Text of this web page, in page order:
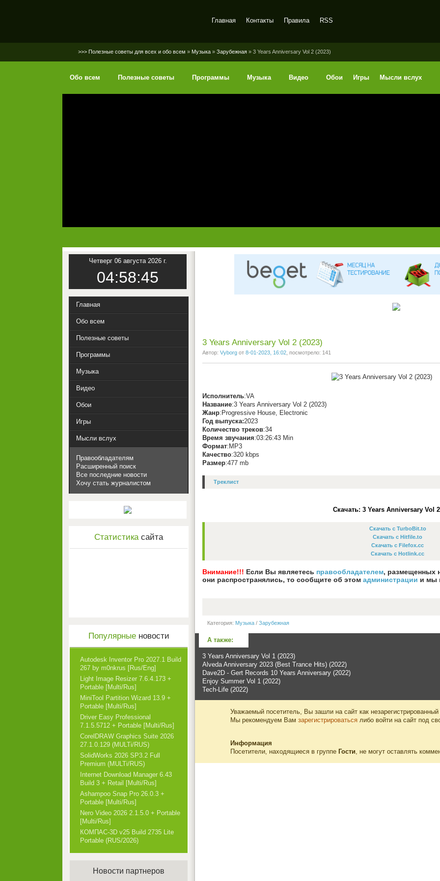
Главная Контакты Правила RSS
>>> Полезные советы для всех и обо всем » Музыка » Зарубежная » 3 Years Anniversary Vol 2 (2023)
Обо всем Полезные советы Программы Музыка Видео Обои Игры Мысли вслух
3 Years Anniversary Vol 2 (2023)
Автор: Vyborg от 8-01-2023, 16:02 , посмотрело: 141
Исполнитель:VA
Название:3 Years Anniversary Vol 2 (2023)
Жанр:Progressive House, Electronic
Год выпуска:2023
Количество треков:34
Время звучания:03:26:43 Min
Формат:MP3
Качество:320 kbps
Размер:477 mb
Треклист
Скачать: 3 Years Anniversary Vol
Скачать с TurboBit.to
Скачать с Hitfile.to
Скачать с Filefox.cc
Скачать с Hotlink.cc
Внимание!!! Если Вы являетесь правообладателем, размещенных
они распространялись, то сообщите об этом администрации и мы
Категория: Музыка / Зарубежная
А также:
3 Years Anniversary Vol 1 (2023)
Alveda Anniversary 2023 (Best Trance Hits) (2022)
Dave2D - Gert Records 10 Years Anniversary (2022)
Enjoy Summer Vol 1 (2022)
Tech-Life (2022)
Уважаемый посетитель, Вы зашли на сайт как
Мы рекомендуем Вам зарегистрироваться либо войти на сайт под
Информация
Посетители, находящиеся в группе Гости, не могут оставлять
Четверг 06 августа 2026 г.
04:58:45
Главная
Обо всем
Полезные советы
Программы
Музыка
Видео
Обои
Игры
Мысли вслух
Правообладателям
Расширенный поиск
Все последние новости
Хочу стать журналистом
Статистикасайта
Популярныеновости
Autodesk Inventor Pro 2027.1 Build
267 by m0nkrus [Rus/Eng]
Light Image Resizer 7.6.4.173 +
Portable [Multi/Rus]
MiniTool Partition Wizard 13.9 +
Portable [Multi/Rus]
Driver Easy Professional
7.1.5.5712 + Portable [Multi/Rus]
CorelDRAW Graphics Suite 2026
27.1.0.129 (MULTi/RUS)
SolidWorks 2026 SP3.2 Full
Premium (MULTi/RUS)
Internet Download Manager 6.43
Build 3 + Retail [Multi/Rus]
Ashampoo Snap Pro 26.0.3 +
Portable [Multi/Rus]
Nero Video 2026 2.1.5.0 + Portable
[Multi/Rus]
КОМПАС-3D v25 Build 2735 Lite
Portable (RUS/2026)
Новости партнеров